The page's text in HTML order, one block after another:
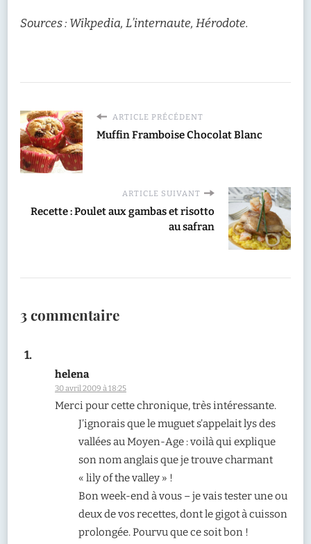
Sources : Wikpedia, L’internaute, Hérodote.
ARTICLE PRÉCÉDENT
Muffin Framboise Chocolat Blanc
ARTICLE SUIVANT
Recette : Poulet aux gambas et risotto
au safran
3 commentaire
helena
30 avril 2009 à 18:25
Merci pour cette chronique, très intéressante.
J’ignorais que le muguet s’appelait lys des
vallées au Moyen-Age : voilà qui explique
son nom anglais que je trouve charmant
« lily of the valley » !
Bon week-end à vous – je vais tester une ou
deux de vos recettes, dont le gigot à cuisson
prolongée. Pourvu que ce soit bon !